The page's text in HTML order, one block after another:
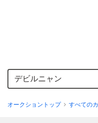
オークショントップ すべての